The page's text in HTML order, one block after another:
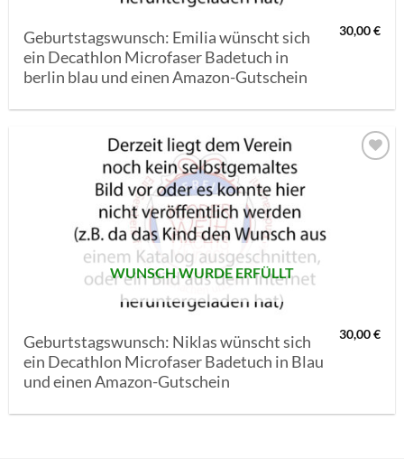
Geburtstagswunsch: Emilia wünscht sich
ein Decathlon Microfaser Badetuch in
berlin blau und einen Amazon-Gutschein
30,00€
WUNSCH WURDE ERFÜLLT
Geburtstagswunsch: Niklas wünscht sich
ein Decathlon Microfaser Badetuch in Blau
und einen Amazon-Gutschein
30,00€